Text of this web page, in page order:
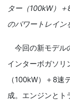
ター（100kW）
のパワートレイン
今回の新モデル
インターボガソ
（100kW）＋8
成。エンジンとト